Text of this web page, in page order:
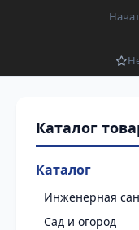
Каталог
Инженерная
Сад и огород